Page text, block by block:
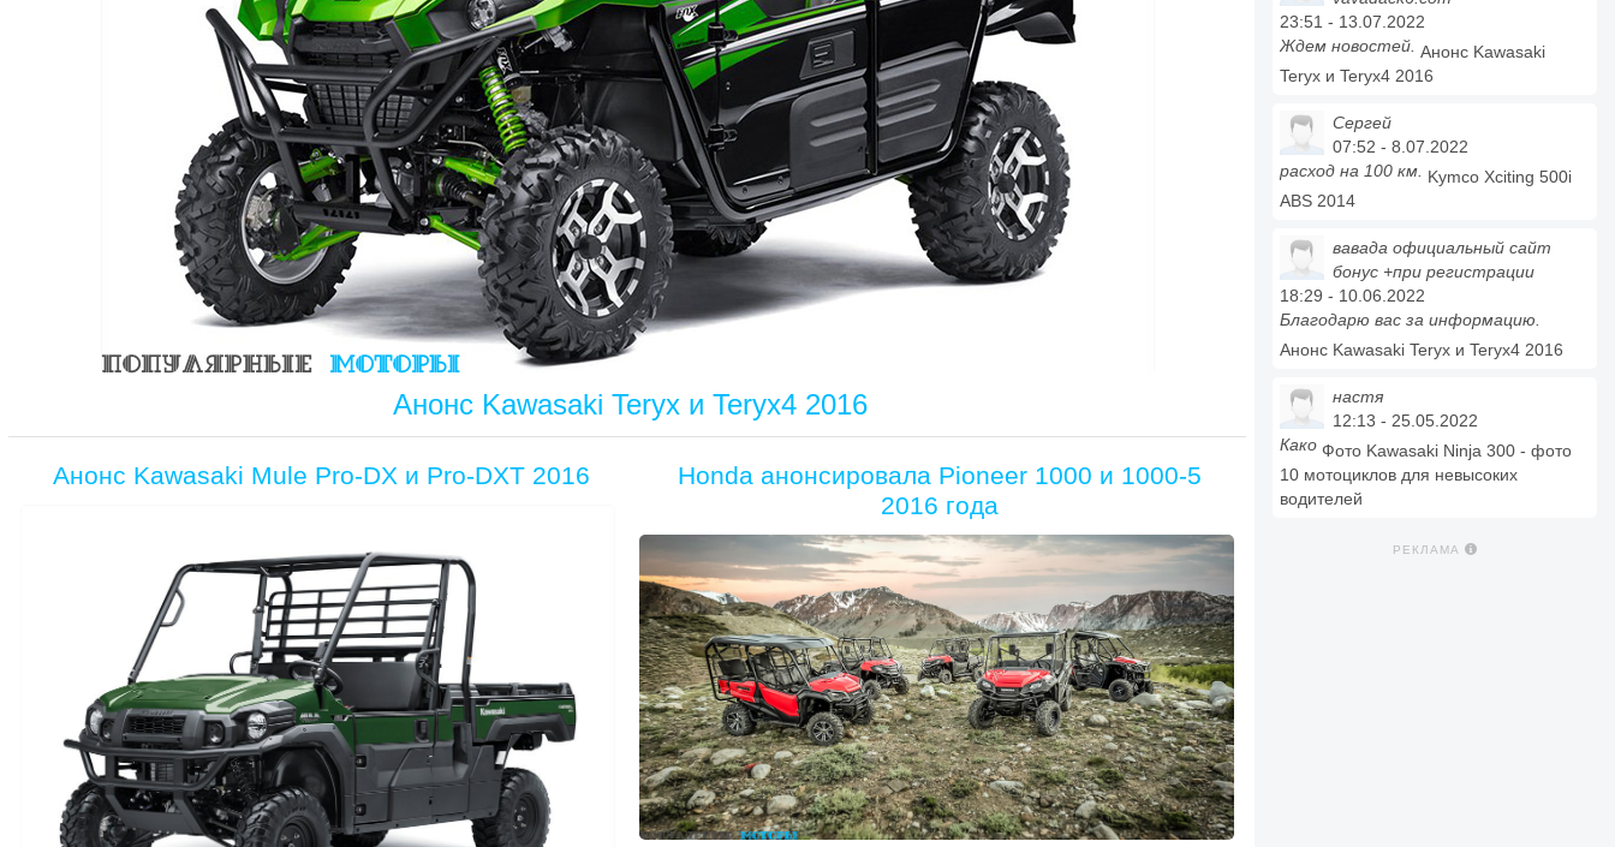
Анонс Kawasaki Teryx и Teryx4 2016
Анонс Kawasaki Mule Pro-DX и Pro-DXT 2016
Honda анонсировала Pioneer 1000 и 1000-5
2016 года
23:51 - 13.07.2022
Ждем новостей. Анонс Kawasaki
Teryx и Teryx4 2016
Сергей
07:52 - 8.07.2022
расход на 100 км. Kymco Xciting 500i
ABS 2014
вавада официальный сайт
бонус +при регистрации
18:29 - 10.06.2022
Благодарю вас за информацию.
Анонс Kawasaki Teryx и Teryx4 2016
настя
12:13 - 25.05.2022
Како Фото Kawasaki Ninja 300 - фото
10 мотоциклов для невысоких
водителей
РЕКЛАМА